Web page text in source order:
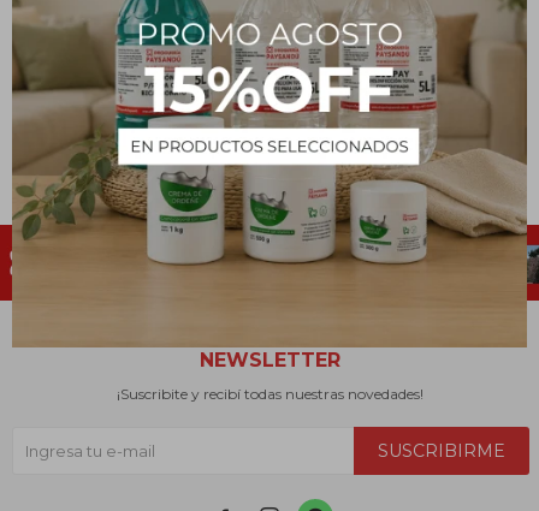
K-Othrina LPU BAYER 500
mL
$ 470
NEWSLETTER
¡Suscribite y recibí todas nuestras novedades!
SUSCRIBIRME